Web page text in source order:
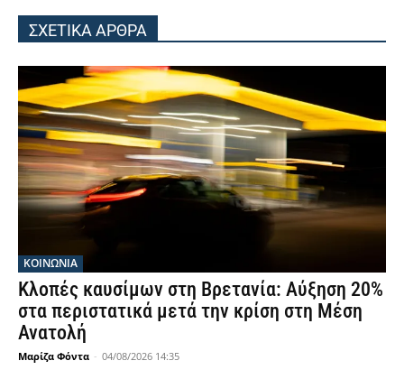
ΣΧΕΤΙΚΑ ΑΡΘΡΑ
ΚΟΙΝΩΝΙΑ
Κλοπές καυσίμων στη Βρετανία: Αύξηση 20%
στα περιστατικά μετά την κρίση στη Μέση
Ανατολή
Μαρίζα Φόντα - 04/08/2026 14:35